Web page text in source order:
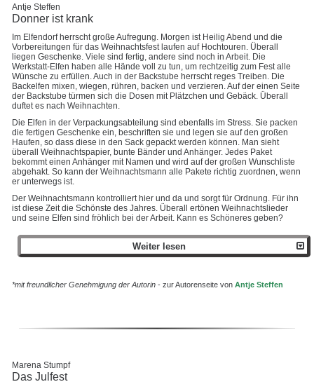
Antje Steffen
Donner ist krank
Im Elfendorf herrscht große Aufregung. Morgen ist Heilig Abend und die
Vorbereitungen für das Weihnachtsfest laufen auf Hochtouren. Überall
liegen Geschenke. Viele sind fertig, andere sind noch in Arbeit. Die
Werkstatt-Elfen haben alle Hände voll zu tun, um rechtzeitig zum Fest alle
Wünsche zu erfüllen. Auch in der Backstube herrscht reges Treiben. Die
Backelfen mixen, wiegen, rühren, backen und verzieren. Auf der einen Seite
der Backstube türmen sich die Dosen mit Plätzchen und Gebäck. Überall
duftet es nach Weihnachten.
Die Elfen in der Verpackungsabteilung sind ebenfalls im Stress. Sie packen
die fertigen Geschenke ein, beschriften sie und legen sie auf den großen
Haufen, so dass diese in den Sack gepackt werden können. Man sieht
überall Weihnachtspapier, bunte Bänder und Anhänger. Jedes Paket
bekommt einen Anhänger mit Namen und wird auf der großen Wunschliste
abgehakt. So kann der Weihnachtsmann alle Pakete richtig zuordnen, wenn
er unterwegs ist.
Der Weihnachtsmann kontrolliert hier und da und sorgt für Ordnung. Für ihn
ist diese Zeit die Schönste des Jahres. Überall ertönen Weihnachtslieder
und seine Elfen sind fröhlich bei der Arbeit. Kann es Schöneres geben?
Weiter lesen
*mit freundlicher Genehmigung der Autorin - zur Autorenseite von Antje Steffen
Marena Stumpf
Das Julfest